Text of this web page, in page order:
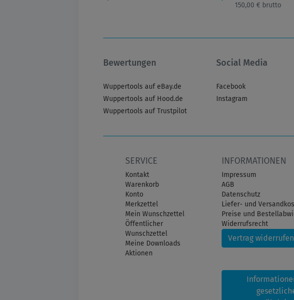
150,00 € brutto
Bewertungen
Wuppertools auf eBay.de
Wuppertools auf Hood.de
Wuppertools auf Trustpilot
Social Media
Facebook
Instagram
SERVICE
Kontakt
Warenkorb
Konto
Merkzettel
Mein Wunschzettel
Öffentlicher
Wunschzettel
Meine Downloads
Aktionen
INFORMATIONEN
Impressum
AGB
Datenschutz
Liefer- und
Preise und
Widerrufsrecht
Vertrag widerrufen